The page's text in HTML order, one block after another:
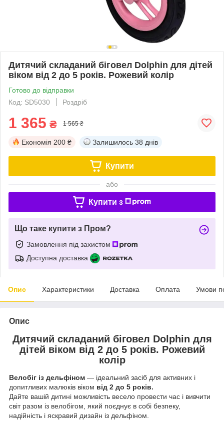
Дитячий складаний біговел Dolphin для дітей
віком від 2 до 5 років. Рожевий колір
Готово до відправки
Код: SD5030
Роздріб
1 365 ₴ 1 565 ₴
Економія 200 ₴ Залишилось 38 днів
Купити
або
Купити з
Що таке купити з Пром?
Замовлення під захистом
Доступна доставка
Опис Характеристики Доставка Оплата Умови
Опис
Дитячий складаний біговел Dolphin для
дітей віком від 2 до 5 років. Рожевий
колір
Велобіг із дельфіном — ідеальний засіб для активних і
допитливих малюків віком від 2 до 5 років.
Дайте вашій дитині можливість весело провести час і вивчити
світ разом із велобігом, який поєднує в собі безпеку,
надійність і яскравий дизайн із дельфіном.